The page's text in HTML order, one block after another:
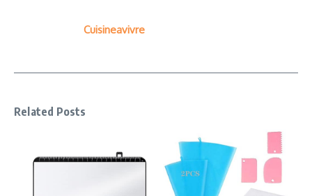
Cuisineavivre
Related Posts